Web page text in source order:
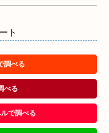
ト
調べる
べる
で調べる